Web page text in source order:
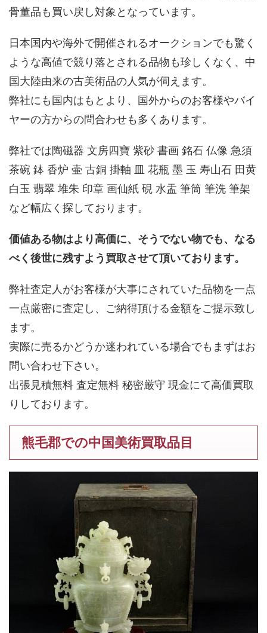
骨董品も買い戻し対象となっています。
日本国内や海外で開催されるオークションでも驚く
ような高値で競り落とされる品物も珍しくなく、中
国大陸由来の古美術品の人気が伺えます。
弊社にも国内はもとより、国外からのお客様やバイ
ヤーの方からの問合わせも多くあります。
弊社では陶磁器 文房四寶 紫砂 書画 銘石 仏像 急須
茶碗 鉢 香炉 壷 古銅 掛軸 皿 花瓶 墨 玉 寿山石 田黄
白玉 翡翠 堆朱 印章 画仙紙 硯 水盂 筆筒 筆洗 筆架
など幅広く探しております。
価値ある物はより高価に、そうでない物でも、なる
べく後世に残すよう買取させて頂いております。
弊社査定人がお客様が大事にされていた品物を一点
一点厳密に査定し、ご納得頂ける金額をご提示致し
ます。
実際に売るかどうか迷われている場合でもまずはお
問い合わせ下さい。
出張見積無料 査定無料 秘密厳守 現金にて高価買取
りしております。
熊毛郡での中国美術買取品目